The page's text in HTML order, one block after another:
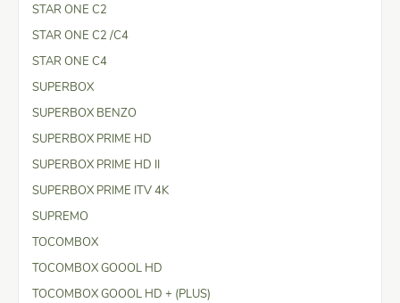
STAR ONE C2
STAR ONE C2 /C4
STAR ONE C4
SUPERBOX
SUPERBOX BENZO
SUPERBOX PRIME HD
SUPERBOX PRIME HD II
SUPERBOX PRIME ITV 4K
SUPREMO
TOCOMBOX
TOCOMBOX GOOOL HD
TOCOMBOX GOOOL HD + (PLUS)